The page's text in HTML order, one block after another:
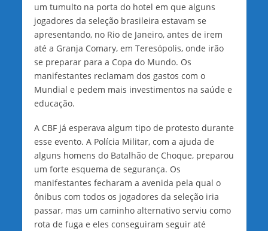
um tumulto na porta do hotel em que alguns
jogadores da seleção brasileira estavam se
apresentando, no Rio de Janeiro, antes de irem
até a Granja Comary, em Teresópolis, onde irão
se preparar para a Copa do Mundo. Os
manifestantes reclamam dos gastos com o
Mundial e pedem mais investimentos na saúde e
educação.
A CBF já esperava algum tipo de protesto durante
esse evento. A Polícia Militar, com a ajuda de
alguns homens do Batalhão de Choque, preparou
um forte esquema de segurança. Os
manifestantes fecharam a avenida pela qual o
ônibus com todos os jogadores da seleção iria
passar, mas um caminho alternativo serviu como
rota de fuga e eles conseguiram seguir até